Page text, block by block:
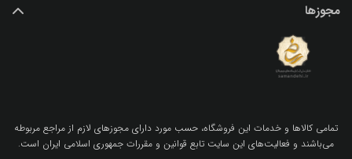
بلاگ پارس استاک
نکات و ترفندهای طراحی گرافیکی
سیاست حفظ حریم شخصی کاربران
مجوزها
تمامي كالاها و خدمات اين فروشگاه، حسب مورد داراي مجوزهاي لازم از مراجع مربوطه
مي‌باشند و فعاليت‌هاي اين سايت تابع قوانين و مقررات جمهوري اسلامي ايران است.